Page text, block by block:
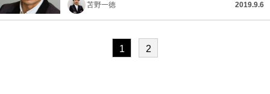
苫野一徳 2019.9.6
1 2